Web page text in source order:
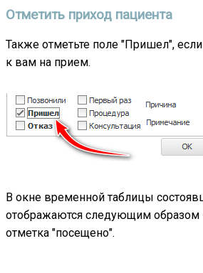
Отметить приход пациента
Также отметьте поле "Пришел",
к вам на прием.
В окне временной таблицы
отображаются следующим образом
отметка "посещено".